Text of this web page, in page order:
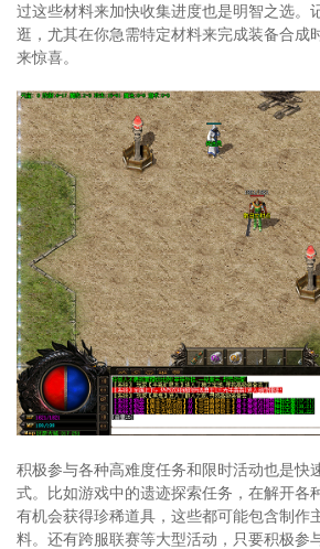
过这些材料来加快收集进度也是明智之选。
逛，尤其在你急需特定材料来完成装备合成
来惊喜。
积极参与各种高难度任务和限时活动也是快
式。比如游戏中的遗迹探索任务，在解开各
有机会获得珍稀道具，这些都可能包含制作
料。还有跨服联赛等大型活动，只要积极参